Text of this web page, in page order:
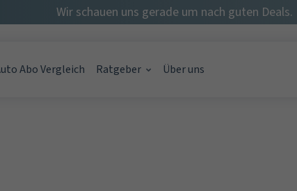
Wir schauen uns gerade um nach guten Deals.
Abo Vergleich Ratgeber Über uns